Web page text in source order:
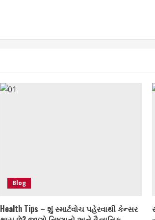
Blog
Health Tips – શું સ્માર્ટવોચ પહેરવાથી કેન્સર